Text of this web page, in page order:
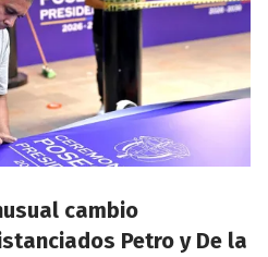
cambio
Petro y De la